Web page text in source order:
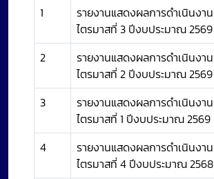
1
รายงานแสดงผลการดำเนินงาน
ไตรมาสที่ 3 ปีงบประมาณ 2569
2
รายงานแสดงผลการดำเนินงาน
ไตรมาสที่ 2 ปีงบประมาณ 2569
3
รายงานแสดงผลการดำเนินงาน
ไตรมาสที่ 1 ปีงบประมาณ 2569
4
รายงานแสดงผลการดำเนินงาน
ไตรมาสที่ 4 ปีงบประมาณ 2568